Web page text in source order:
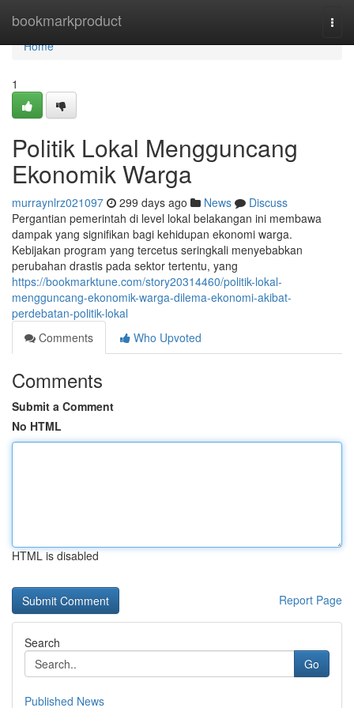
bookmarkproduct
Home
Home
1
Politik Lokal Mengguncang
Ekonomik Warga
murraynlrz021097 299 days ago News
Discuss
Pergantian pemerintah di level lokal belakangan ini membawa
dampak yang signifikan bagi kehidupan ekonomi warga.
Kebijakan program yang tercetus seringkali menyebabkan
perubahan drastis pada sektor tertentu, yang
https://bookmarktune.com/story20314460/politik-lokal-
mengguncang-ekonomik-warga-dilema-ekonomi-akibat-
perdebatan-politik-lokal
Comments
Who Upvoted
Comments
Submit a Comment
No HTML
HTML is disabled
Report Page
Search
Go
Published News